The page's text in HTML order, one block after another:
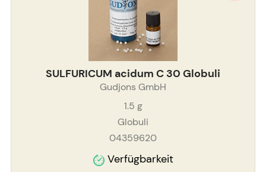
SULFURICUM acidum C 30 Globuli
Gudjons GmbH
1.5 g
Globuli
04359620
Verfügbarkeit